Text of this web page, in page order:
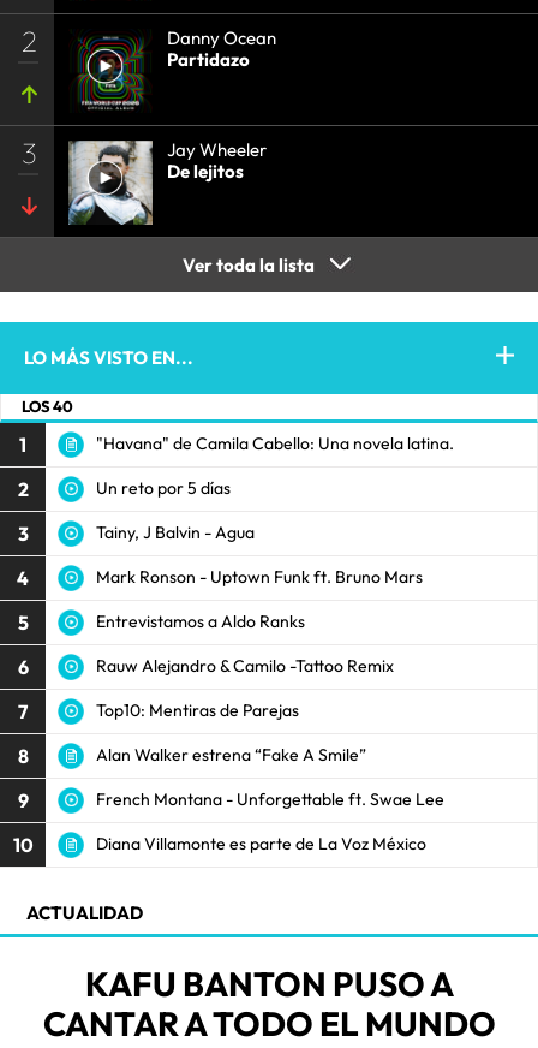
2
Danny Ocean
Partidazo
3
Jay Wheeler
De lejitos
Ver toda la lista
LO MÁS VISTO EN...
LOS 40
1 "Havana" de Camila Cabello: Una novela latina.
2 Un reto por 5 días
3 Tainy, J Balvin - Agua
4 Mark Ronson - Uptown Funk ft. Bruno Mars
5 Entrevistamos a Aldo Ranks
6 Rauw Alejandro & Camilo -Tattoo Remix
7 Top10: Mentiras de Parejas
8 Alan Walker estrena “Fake A Smile”
9 French Montana - Unforgettable ft. Swae Lee
10 Diana Villamonte es parte de La Voz México
ACTUALIDAD
KAFU BANTON PUSO A
CANTAR A TODO EL MUNDO